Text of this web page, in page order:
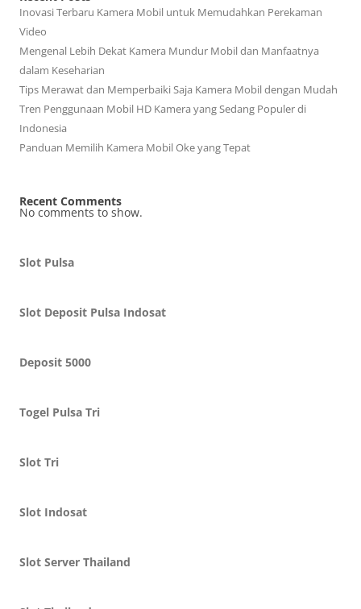
Inovasi Terbaru Kamera Mobil untuk Memudahkan Perekaman
Video
Mengenal Lebih Dekat Kamera Mundur Mobil dan Manfaatnya
dalam Keseharian
Tips Merawat dan Memperbaiki Saja Kamera Mobil dengan Mudah
Tren Penggunaan Mobil HD Kamera yang Sedang Populer di
Indonesia
Panduan Memilih Kamera Mobil Oke yang Tepat
Recent Comments
No comments to show.
Slot Pulsa
Slot Deposit Pulsa Indosat
Deposit 5000
Togel Pulsa Tri
Slot Tri
Slot Indosat
Slot Server Thailand